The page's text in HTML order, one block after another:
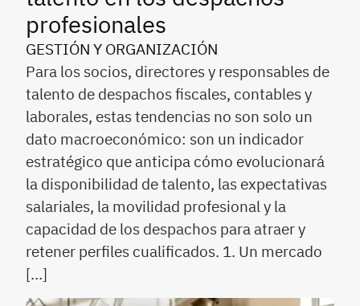
profesionales
GESTIÓN Y ORGANIZACIÓN
Para los socios, directores y responsables de
talento de despachos fiscales, contables y
laborales, estas tendencias no son solo un
dato macroeconómico: son un indicador
estratégico que anticipa cómo evolucionará
la disponibilidad de talento, las expectativas
salariales, la movilidad profesional y la
capacidad de los despachos para atraer y
retener perfiles cualificados. 1. Un mercado
[…]